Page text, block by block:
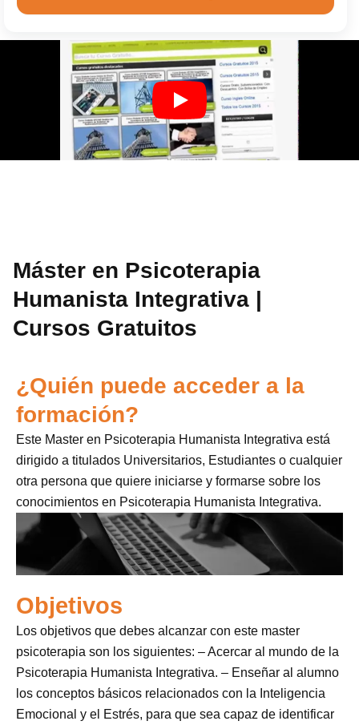
Máster en Psicoterapia
Humanista Integrativa |
Cursos Gratuitos
¿Quién puede acceder a la
formación?
Este Master en Psicoterapia Humanista Integrativa está
dirigido a titulados Universitarios, Estudiantes o cualquier
otra persona que quiere iniciarse y formarse sobre los
conocimientos en Psicoterapia Humanista Integrativa.
Objetivos
Los objetivos que debes alcanzar con este master
psicoterapia son los siguientes: – Acercar al mundo de la
Psicoterapia Humanista Integrativa. – Enseñar al alumno
los conceptos básicos relacionados con la Inteligencia
Emocional y el Estrés, para que sea capaz de identificar